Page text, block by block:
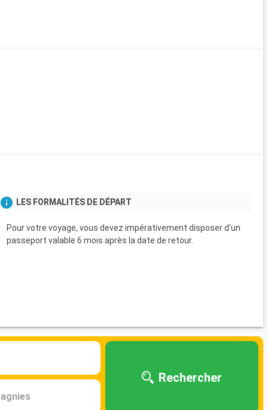
LES FORMALITÉS DE DÉPART
Pour votre voyage, vous devez impérativement disposer d'un
passeport valable 6 mois après la date de retour.
Rechercher